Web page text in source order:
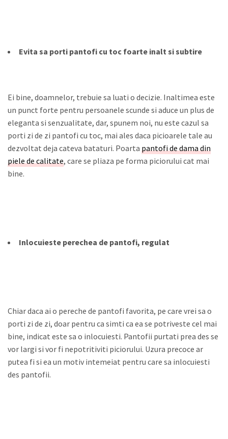
Evita sa porti pantofi cu toc foarte inalt si subtire
Ei bine, doamnelor, trebuie sa luati o decizie. Inaltimea este
un punct forte pentru persoanele scunde si aduce un plus de
eleganta si senzualitate, dar, spunem noi, nu este cazul sa
porti zi de zi pantofi cu toc, mai ales daca picioarele tale au
dezvoltat deja cateva bataturi. Poarta pantofi de dama din
piele de calitate, care se pliaza pe forma piciorului cat mai
bine.
Inlocuieste perechea de pantofi, regulat
Chiar daca ai o pereche de pantofi favorita, pe care vrei sa o
porti zi de zi, doar pentru ca simti ca ea se potriveste cel mai
bine, indicat este sa o inlocuiesti. Pantofii purtati prea des se
vor largi si vor fi nepotritiviti piciorului. Uzura precoce ar
putea fi si ea un motiv intemeiat pentru care sa inlocuiesti
des pantofii.